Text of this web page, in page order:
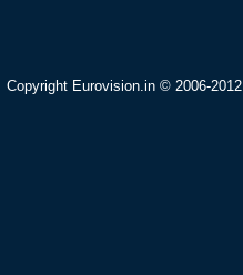
Copyright Eurovision.in © 2006-2012